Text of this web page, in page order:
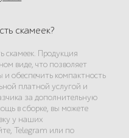
скамеек?
скамеек. Продукция
виде, что позволяет
и обеспечить компактность
платной услугой и
за дополнительную
в сборке, вы можете
у наших
Telegram или по